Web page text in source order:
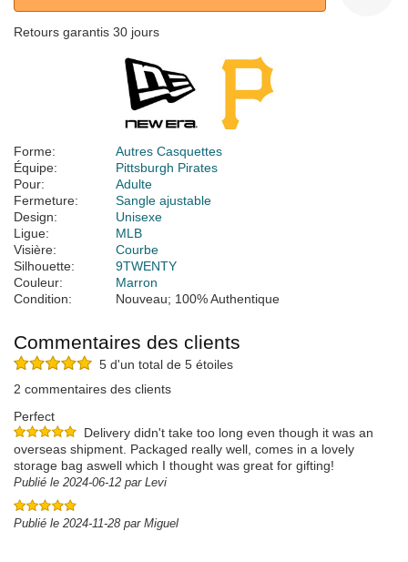
Retours garantis 30 jours
Forme:
Autres Casquettes
Équipe:
Pittsburgh Pirates
Pour:
Adulte
Fermeture:
Sangle ajustable
Design:
Unisexe
Ligue:
MLB
Visière:
Courbe
Silhouette:
9TWENTY
Couleur:
Marron
Condition:
Nouveau; 100% Authentique
Commentaires des clients
5 d'un total de 5 étoiles
2 commentaires des clients
Perfect
Delivery didn't take too long even though it was an
overseas shipment. Packaged really well, comes in a lovely
storage bag aswell which I thought was great for gifting!
Publié le 2024-06-12 par Levi
Publié le 2024-11-28 par Miguel